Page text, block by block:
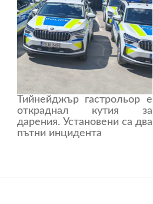
Тийнейджър гастрольор е
откраднал кутия за
дарения. Установени са два
пътни инцидента